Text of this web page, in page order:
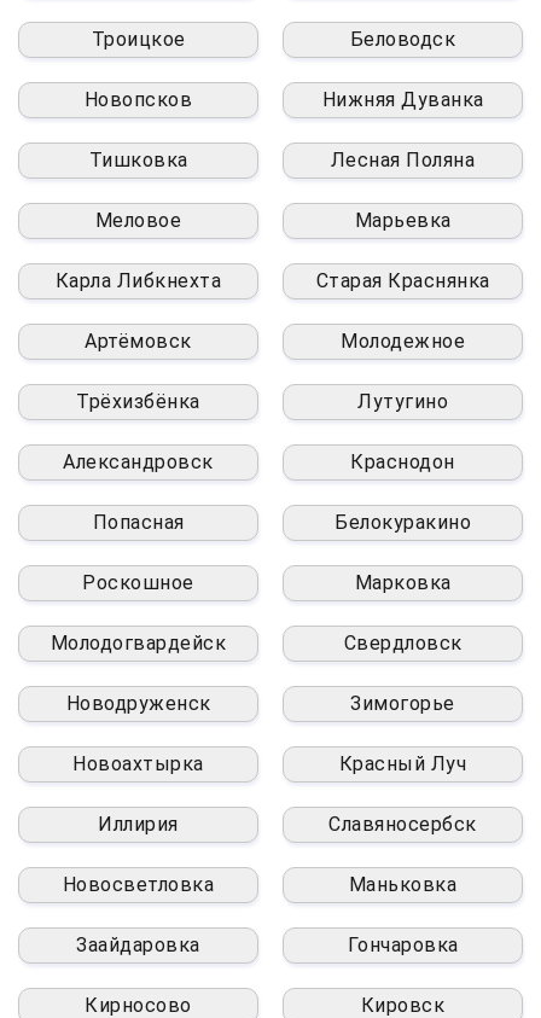
Троицкое Беловодск
Новопсков Нижняя Дуванка
Тишковка Лесная Поляна
Меловое Марьевка
Карла Либкнехта Старая Краснянка
Артёмовск Молодежное
Трёхизбёнка Лутугино
Александровск Краснодон
Попасная Белокуракино
Роскошное Марковка
Молодогвардейск Свердловск
Новодруженск Зимогорье
Новоахтырка Красный Луч
Иллирия Славяносербск
Новосветловка Маньковка
Заайдаровка Гончаровка
Кирносово Кировск